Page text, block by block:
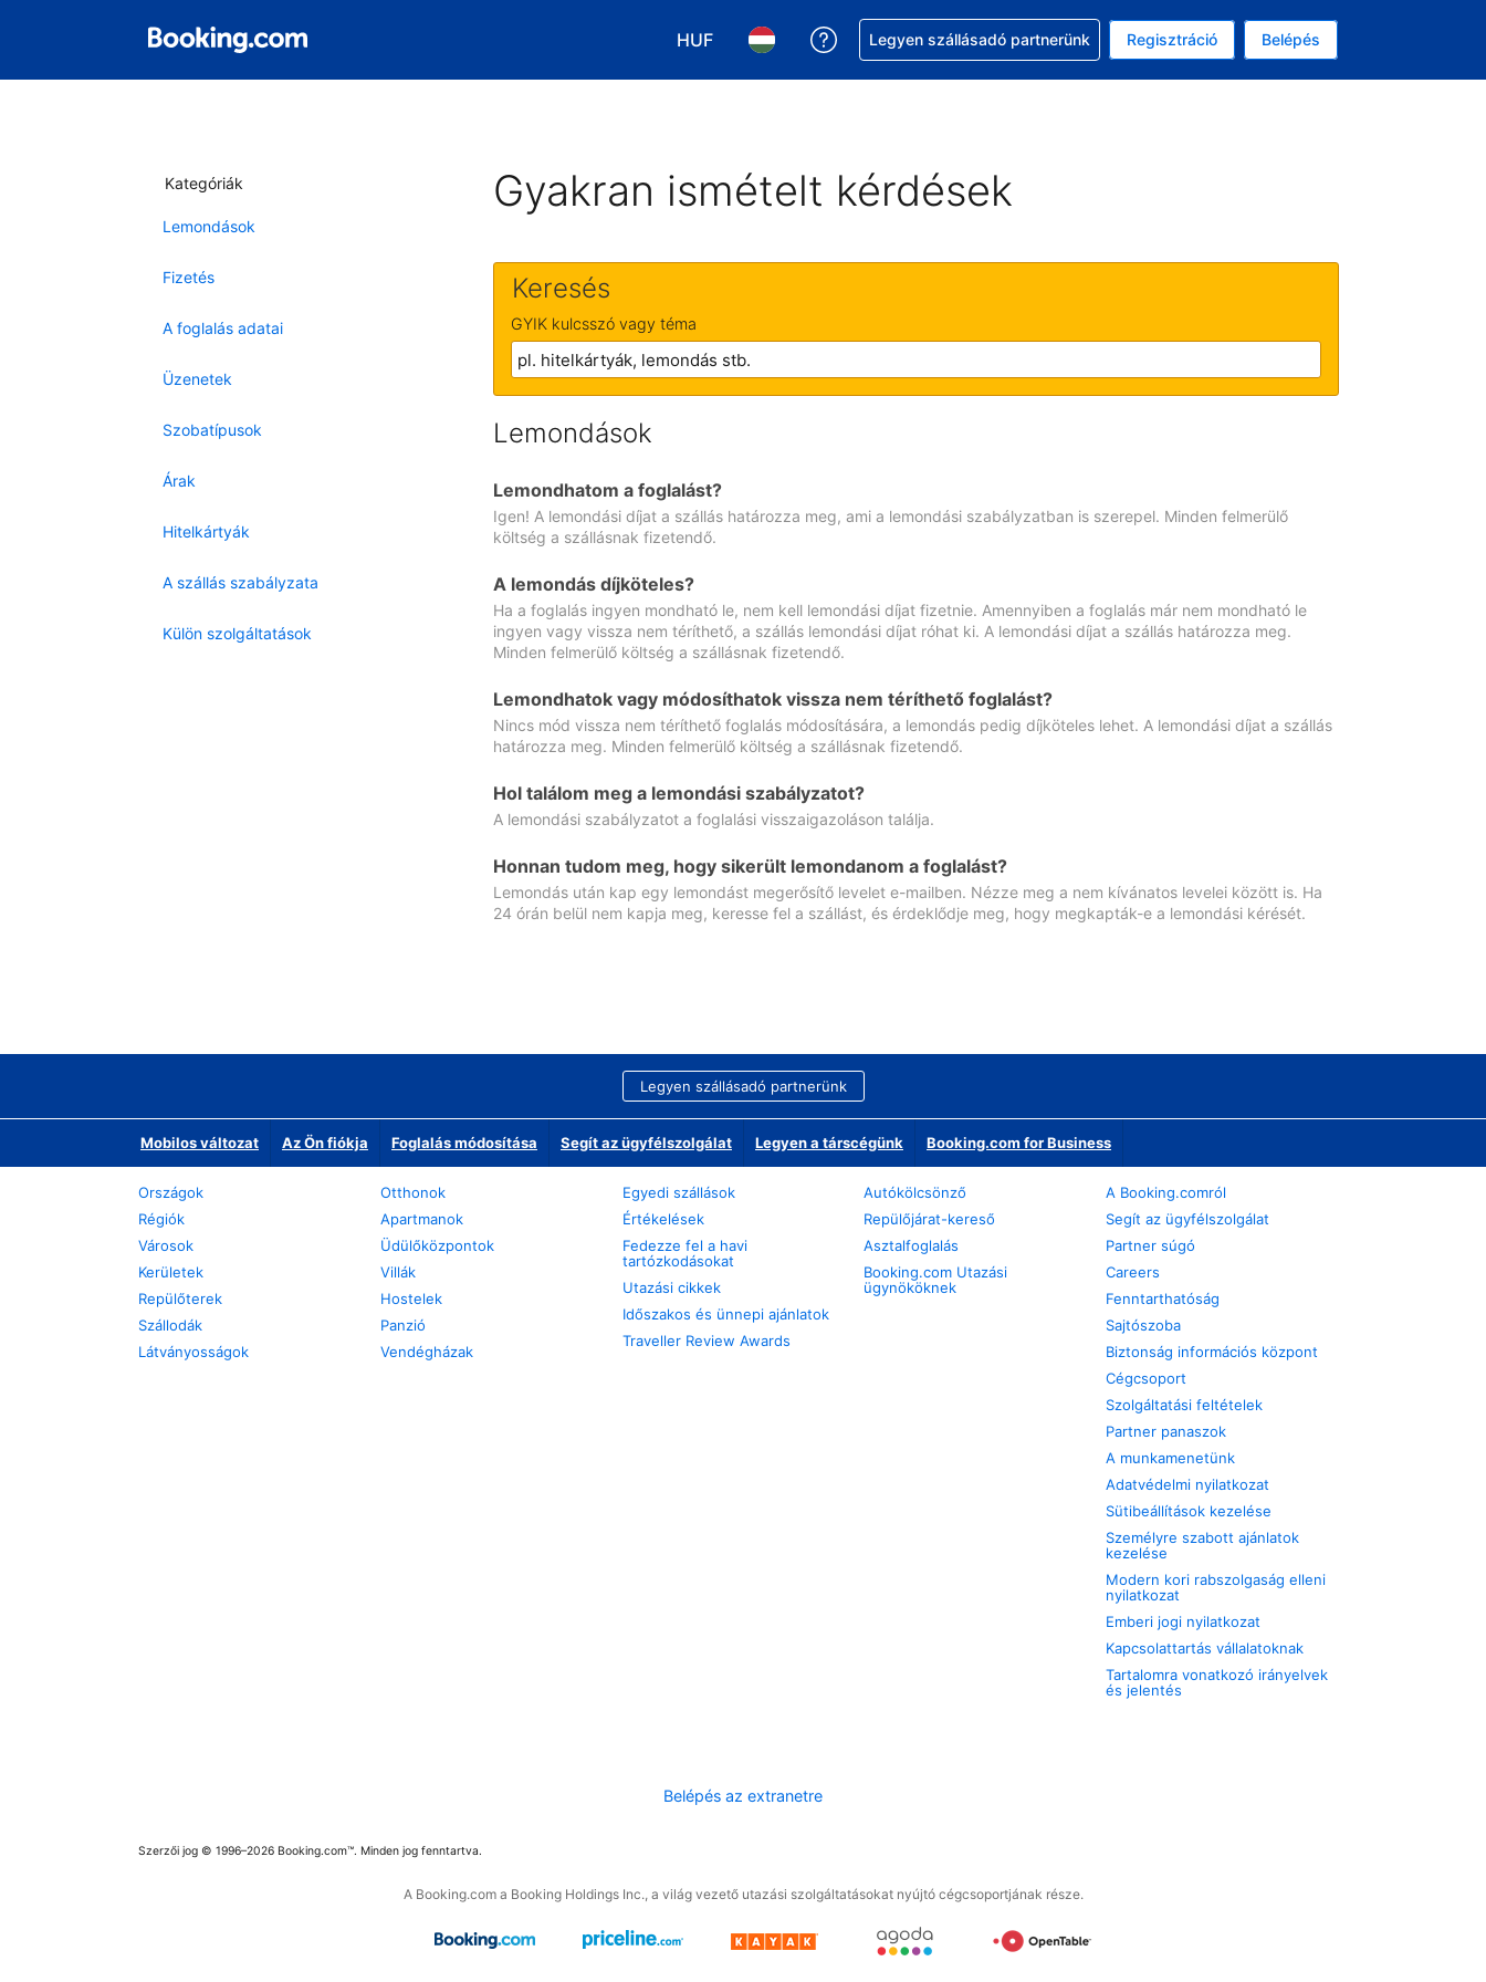
HUF
Válasszon pénznemet. Jelenlegi kiválasztott pénznem: magyar forint
Válasszon nyelvet. Jelenleg kiválasztott nyelv: Magyar
Segítség a foglalással
Legyen szállásadó partnerünk Regisztráció Belépés
Kategóriák
Lemondások
Fizetés
A foglalás adatai
Üzenetek
Szobatípusok
Árak
Hitelkártyák
A szállás szabályzata
Külön szolgáltatások
Gyakran ismételt kérdések
Keresés
GYIK kulcsszó vagy téma
Lemondások
Lemondhatom a foglalást?
Igen! A lemondási díjat a szállás határozza meg, ami a lemondási szabályzatban is szerepel. Minden felmerülő
költség a szállásnak fizetendő.
A lemondás díjköteles?
Ha a foglalás ingyen mondható le, nem kell lemondási díjat fizetnie. Amennyiben a foglalás már nem mondható le
ingyen vagy vissza nem téríthető, a szállás lemondási díjat róhat ki. A lemondási díjat a szállás határozza meg.
Minden felmerülő költség a szállásnak fizetendő.
Lemondhatok vagy módosíthatok vissza nem téríthető foglalást?
Nincs mód vissza nem téríthető foglalás módosítására, a lemondás pedig díjköteles lehet. A lemondási díjat a szállás
határozza meg. Minden felmerülő költség a szállásnak fizetendő.
Hol találom meg a lemondási szabályzatot?
A lemondási szabályzatot a foglalási visszaigazoláson találja.
Honnan tudom meg, hogy sikerült lemondanom a foglalást?
Lemondás után kap egy lemondást megerősítő levelet e-mailben. Nézze meg a nem kívánatos levelei között is. Ha
24 órán belül nem kapja meg, keresse fel a szállást, és érdeklődje meg, hogy megkapták-e a lemondási kérését.
Legyen szállásadó partnerünk
Mobilos változat Az Ön fiókja Foglalás módosítása Segít az ügyfélszolgálat Legyen a társcégünk Booking.com for Business
Országok
Régiók
Városok
Kerületek
Repülőterek
Szállodák
Látványosságok
Otthonok
Apartmanok
Üdülőközpontok
Villák
Hostelek
Panzió
Vendégházak
Egyedi szállások
Értékelések
Fedezze fel a havi
tartózkodásokat
Utazási cikkek
Időszakos és ünnepi ajánlatok
Traveller Review Awards
Autókölcsönző
Repülőjárat-kereső
Asztalfoglalás
Booking.com Utazási
ügynököknek
A Booking.comról
Segít az ügyfélszolgálat
Partner súgó
Careers
Fenntarthatóság
Sajtószoba
Biztonság információs központ
Cégcsoport
Szolgáltatási feltételek
Partner panaszok
A munkamenetünk
Adatvédelmi nyilatkozat
Sütibeállítások kezelése
Személyre szabott ajánlatok
kezelése
Modern kori rabszolgaság elleni
nyilatkozat
Emberi jogi nyilatkozat
Kapcsolattartás vállalatoknak
Tartalomra vonatkozó irányelvek
és jelentés
Belépés az extranetre
Szerzői jog © 1996–2026 Booking.com™. Minden jog fenntartva.
A Booking.com a Booking Holdings Inc., a világ vezető utazási szolgáltatásokat nyújtó cégcsoportjának része.